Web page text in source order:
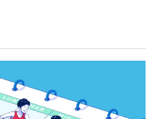
mapas, sistemas de información